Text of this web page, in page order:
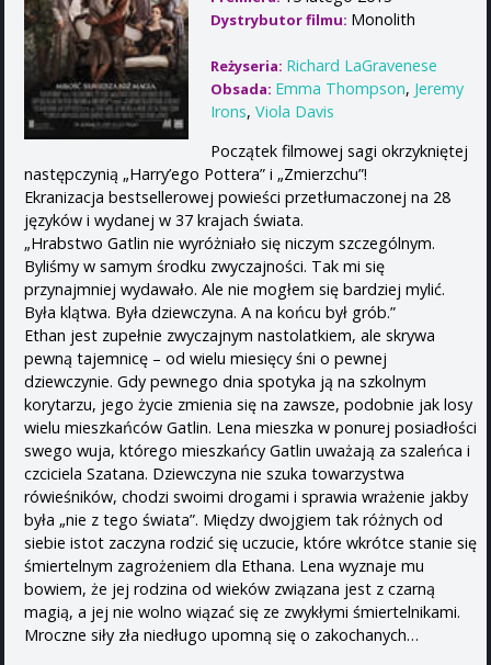
Dystrybutor filmu: Monolith
Reżyseria: Richard LaGravenese
Obsada: Emma Thompson, Jeremy
Irons, Viola Davis
Początek filmowej sagi okrzykniętej
następczynią „Harry’ego Pottera” i „Zmierzchu”!
Ekranizacja bestsellerowej powieści przetłumaczonej na 28
języków i wydanej w 37 krajach świata.
„Hrabstwo Gatlin nie wyróżniało się niczym szczególnym.
Byliśmy w samym środku zwyczajności. Tak mi się
przynajmniej wydawało. Ale nie mogłem się bardziej mylić.
Była klątwa. Była dziewczyna. A na końcu był grób.”
Ethan jest zupełnie zwyczajnym nastolatkiem, ale skrywa
pewną tajemnicę – od wielu miesięcy śni o pewnej
dziewczynie. Gdy pewnego dnia spotyka ją na szkolnym
korytarzu, jego życie zmienia się na zawsze, podobnie jak losy
wielu mieszkańców Gatlin. Lena mieszka w ponurej posiadłości
swego wuja, którego mieszkańcy Gatlin uważają za szaleńca i
czciciela Szatana. Dziewczyna nie szuka towarzystwa
rówieśników, chodzi swoimi drogami i sprawia wrażenie jakby
była „nie z tego świata”. Między dwojgiem tak różnych od
siebie istot zaczyna rodzić się uczucie, które wkrótce stanie się
śmiertelnym zagrożeniem dla Ethana. Lena wyznaje mu
bowiem, że jej rodzina od wieków związana jest z czarną
magią, a jej nie wolno wiązać się ze zwykłymi śmiertelnikami.
Mroczne siły zła niedługo upomną się o zakochanych…